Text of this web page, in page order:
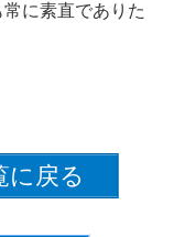
に素直でありた
に戻る